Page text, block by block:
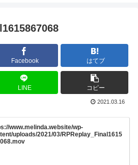
Facebook はてブ
LINE コピー
2021.03.16
www.melinda.website/wp-
uploads/2021/03/RPReplay_Final1615